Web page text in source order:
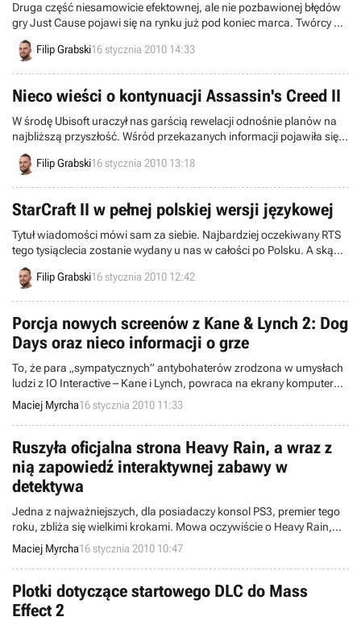
Druga część niesamowicie efektownej, ale nie pozbawionej błędów
gry Just Cause pojawi się na rynku już pod koniec marca. Twórcy nie
ustają w próbach odpowiedniego nakręcenia graczy i tym razem
prezentują coś naprawdę ciekawego.
Filip Grabski16 stycznia 2010 14:33
Nieco wieści o kontynuacji Assassin's Creed II
W środę Ubisoft uraczył nas garścią rewelacji odnośnie planów na
najbliższą przyszłość. Wśród przekazanych informacji pojawiła się
jedna dotycząca kontynuacji serii Assassin's Creed. Dzisiaj możemy
przekazać Wam nieco więcej na temat gry, która będzie czymś w
Filip Grabski16 stycznia 2010 13:18
StarCraft II w pełnej polskiej wersji językowej
Tytuł wiadomości mówi sam za siebie. Najbardziej oczekiwany RTS
tego tysiąclecia zostanie wydany u nas w całości po Polsku. A skąd o
tym wiemy? Z informacji umieszczonej na amerykańskiej stronie
Blizzarda.
Filip Grabski16 stycznia 2010 12:42
Porcja nowych screenów z Kane & Lynch 2: Dog
Days oraz nieco informacji o grze
To, że para „sympatycznych” antybohaterów zrodzona w umysłach
ludzi z IO Interactive – Kane i Lynch, powraca na ekrany komputerów
i konsol, wiadomo od kilku miesięcy. Niestety, twórcy gry nie byli
zbytnio skorzy do zwierzeń, umiejętnie dawkując nam porcje
informacji dotyczących Kane & Lynch 2: Dog Days. Na szczęście
redaktorom serwisu VG247 udało się wziąć na spytki Karstena
Lunda.
Maciej Myrcha16 stycznia 2010 11:33
Ruszyła oficjalna strona Heavy Rain, a wraz z
nią zapowiedź interaktywnej zabawy w
detektywa
Jedna z najważniejszych, dla posiadaczy konsol PS3, premier tego
roku, zbliża się wielkimi krokami. Mowa oczywiście o Heavy Rain,
kreślonej jako projekt niezwykle wizjonerski i rewolucyjny.
Przedstawiciele Sony zapewnili kilka dni temu, że przed rynkowym
debiutem gry będziemy mogli przetestować jej wersję
demonstracyjną, ale dla spragnionych mrocznych klimatów, twórcy
przygotowali coś jeszcze.
Maciej Myrcha16 stycznia 2010 10:47
Plotki dotyczące startowego DLC do Mass
Effect 2